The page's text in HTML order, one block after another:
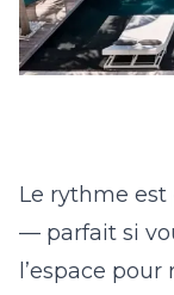
Le rythme
— parfait si
l’espace